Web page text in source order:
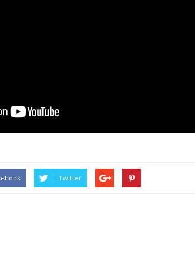
Twitter